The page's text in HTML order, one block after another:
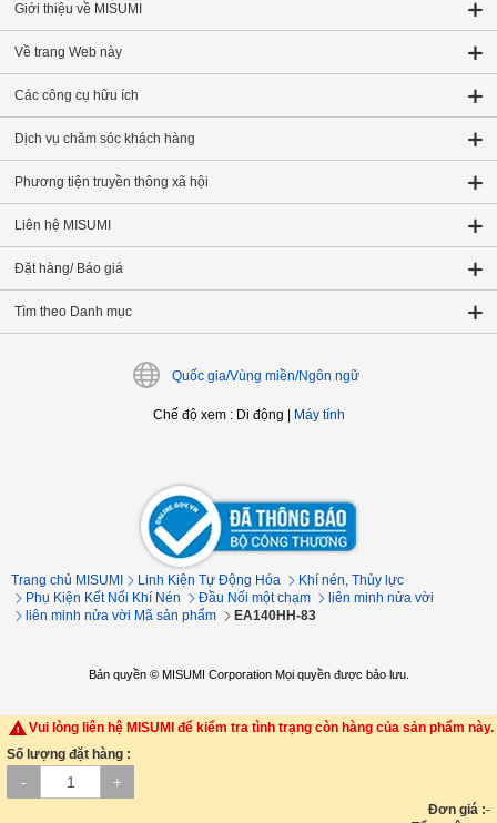
Giới thiệu về MISUMI
Về trang Web này
Các công cụ hữu ích
Dịch vụ chăm sóc khách hàng
Phương tiện truyền thông xã hội
Liên hệ MISUMI
Đặt hàng/ Báo giá
Tìm theo Danh mục
Quốc gia/Vùng miền/Ngôn ngữ
Chế độ xem: Di động Máy tính
Trang chủ MISUMI Linh Kiện Tự Động Hóa
Khí nén, Thủy lực
Phụ Kiện Kết Nối Khí Nén
Đầu Nối một chạm
liên minh nửa vời
liên minh nửa vời Mã sản phẩm
EA140HH-83
Bản quyền © MISUMI Corporation Mọi quyền được bảo lưu.
Vui lòng liên hệ MISUMI để kiểm tra tình trạng còn hàng của sản phẩm này.
Số lượng đặt hàng :
- +
Đơn giá :-